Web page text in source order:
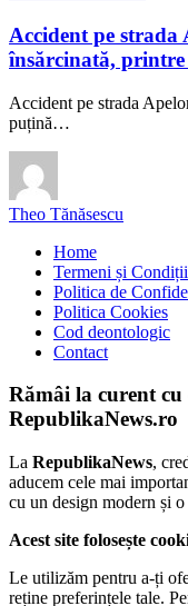
Accident pe strada
însărcinată,
Accident pe strada
puțină…
Theo Tănăsescu
Home
Termeni și Condiții
Politica de
Politica Cookies
Cod deontologic
Contact
Rămâi la curent cu
RepublikaNews.ro
La RepublikaNews,
aducem cele mai
cu un design modern și
Acest site folosește
Le utilizăm pentru a-ți
reține preferințele tale.